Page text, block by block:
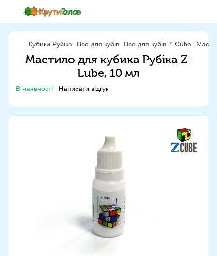
Кубики Рубіка Все для кубів Все для кубів Z-Cube
Мастило для кубика Рубіка Z-
Lube, 10 мл
В наявності Написати відгук